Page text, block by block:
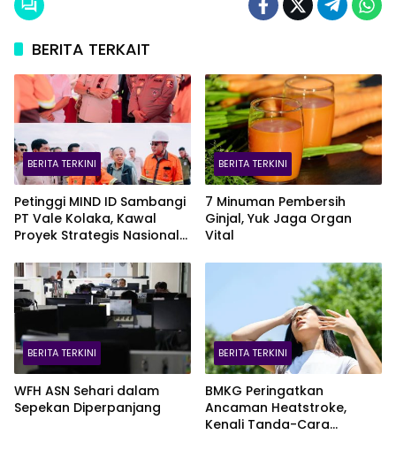
BERITA TERKAIT
BERITA TERKINI
Petinggi MIND ID Sambangi
PT Vale Kolaka, Kawal
Proyek Strategis Nasional
BERITA TERKINI
7 Minuman Pembersih
Ginjal, Yuk Jaga Organ
Vital
BERITA TERKINI
WFH ASN Sehari dalam
Sepekan Diperpanjang
BERITA TERKINI
BMKG Peringatkan
Ancaman Heatstroke,
Kenali Tanda-Cara